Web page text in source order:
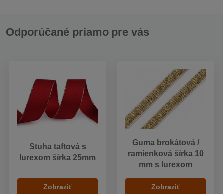
Odporúčané priamo pre vás
Stuha taftová s
lurexom šírka 25mm
Zobraziť
Guma brokátová /
ramienková šírka 10
mm s lurexom
Zobraziť